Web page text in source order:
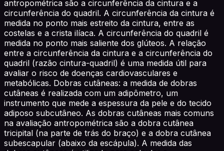
antropométrica são a circunferência da cintura e a
circunferência do quadril. A circunferência da cintura é
medida no ponto mais estreito da cintura, entre as
costelas e a crista ilíaca. A circunferência do quadril é
medida no ponto mais saliente dos glúteos. A relação
entre a circunferência da cintura e a circunferência do
quadril (razão cintura-quadril) é uma medida útil para
avaliar o risco de doenças cardiovasculares e
metabólicas. Dobras cutâneas: a medida de dobras
cutâneas é realizada com um adipômetro, um
instrumento que mede a espessura da pele e do tecido
adiposo subcutâneo. As dobras cutâneas mais comuns
na avaliação antropométrica são a dobra cutânea
tricipital (na parte de trás do braço) e a dobra cutânea
subescapular (abaixo da escápula). A medida das